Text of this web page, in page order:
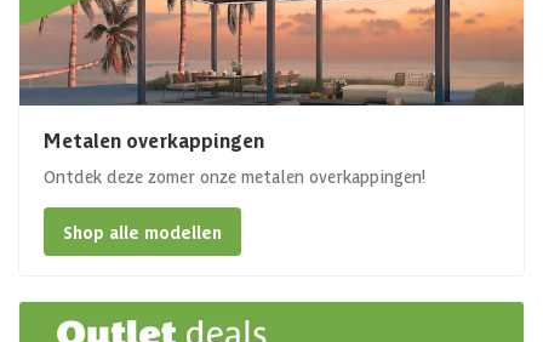
Metalen overkappingen
Ontdek deze zomer onze metalen overkappingen!
Shop alle modellen